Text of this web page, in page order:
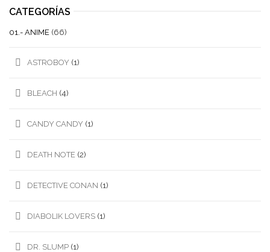
CATEGORÍAS
01.- ANIME (66)
ASTROBOY (1)
BLEACH (4)
CANDY CANDY (1)
DEATH NOTE (2)
DETECTIVE CONAN (1)
DIABOLIK LOVERS (1)
DR. SLUMP (1)